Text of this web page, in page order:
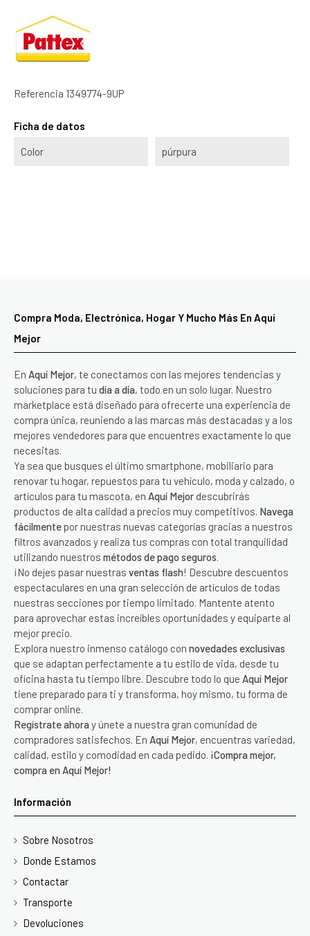
Referencia 1349774-9UP
Ficha de datos
Color púrpura
Compra Moda, Electrónica, Hogar Y Mucho Más En Aquí
Mejor
En Aquí Mejor, te conectamos con las mejores tendencias y
soluciones para tu día a día, todo en un solo lugar. Nuestro
marketplace está diseñado para ofrecerte una experiencia de
compra única, reuniendo a las marcas más destacadas y a los
mejores vendedores para que encuentres exactamente lo que
necesitas.
Ya sea que busques el último smartphone, mobiliario para
renovar tu hogar, repuestos para tu vehículo, moda y calzado, o
artículos para tu mascota, en Aquí Mejor descubrirás
productos de alta calidad a precios muy competitivos. Navega
fácilmente por nuestras nuevas categorías gracias a nuestros
filtros avanzados y realiza tus compras con total tranquilidad
utilizando nuestros métodos de pago seguros.
¡No dejes pasar nuestras ventas flash! Descubre descuentos
espectaculares en una gran selección de artículos de todas
nuestras secciones por tiempo limitado. Mantente atento
para aprovechar estas increíbles oportunidades y equiparte al
mejor precio.
Explora nuestro inmenso catálogo con novedades exclusivas
que se adaptan perfectamente a tu estilo de vida, desde tu
oficina hasta tu tiempo libre. Descubre todo lo que Aquí Mejor
tiene preparado para ti y transforma, hoy mismo, tu forma de
comprar online.
Regístrate ahora y únete a nuestra gran comunidad de
compradores satisfechos. En Aquí Mejor, encuentras variedad,
calidad, estilo y comodidad en cada pedido. ¡Compra mejor,
compra en Aquí Mejor!
Información
Sobre Nosotros
Donde Estamos
Contactar
Transporte
Devoluciones